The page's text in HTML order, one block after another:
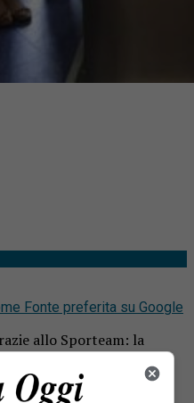
Fonte preferita su Google
allo Sporteam: la
Silvia Bertarella e